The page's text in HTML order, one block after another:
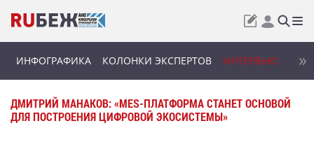
ИНФОГРАФИКА КОЛОНКИ ЭКСПЕРТОВ ИНТЕРВЬЮ
ДМИТРИЙ МАНАКОВ: «MES-ПЛАТФОРМА СТАНЕТ ОСНОВОЙ
ДЛЯ ПОСТРОЕНИЯ ЦИФРОВОЙ ЭКОСИСТЕМЫ»